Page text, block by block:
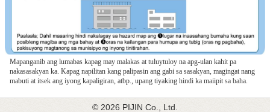
Mapanganib ang lumabas kapag may malakas at tuluytuloy na apg-ulan kahit pa
nakasasakyan ka. Kapag napilitan kang palipasin ang gabi sa sasakyan, magingat nang
mabuti at itsek ang iyong kapaligiran, atbp., upang tiyaking hindi ka maiipit sa baha.
© 2026 PIJIN Co., Ltd.